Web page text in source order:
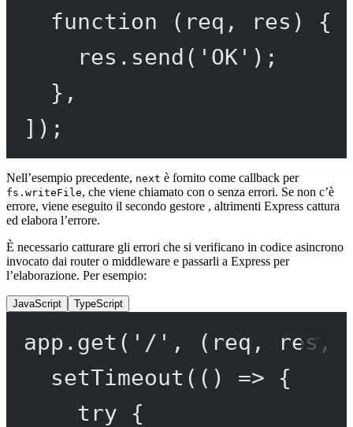
function ( req , res ) {
res. send ( 'OK' );
},
]);
Nell’esempio precedente, next è fornito come callback per
fs.writeFile, che viene chiamato con o senza errori. Se non c’è
errore, viene eseguito il secondo gestore , altrimenti Express cattura
ed elabora l’errore.
È necessario catturare gli errori che si verificano in codice asincrono
invocato dai router o middleware e passarli a Express per
l’elaborazione. Per esempio:
JavaScript TypeScript
app. get ( '/' , ( req , res,
setTimeout (() => {
try {